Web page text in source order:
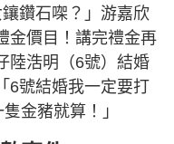
鑽石㗎？」游嘉欣
金價目！講完禮金再
陸浩明（6號）結婚
6號結婚我一定要打
金豬就算！」